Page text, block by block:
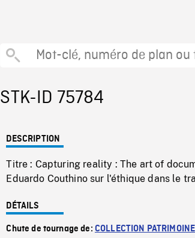
STK-ID 75784
DESCRIPTION
Titre : Capturing reality : The art of
Eduardo Couthino sur l'éthique dans le
DÉTAILS
Chute de tournage de: COLLECTION PATRIMOINE